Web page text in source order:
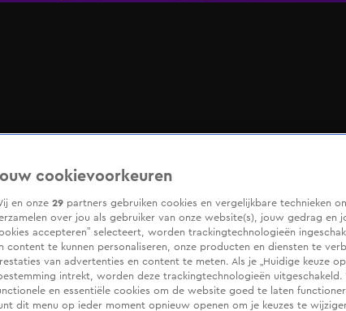
cookievoorkeuren
en onze 29 partners gebruiken cookies en vergelijkbare technieken
over jou als gebruiker van onze website(s), jouw gedrag en
accepteren” selecteert, worden trackingtechnologieën
content te kunnen personaliseren, onze producten en diensten te
van advertenties en content te meten. Als je „Huidige keuze
intrekt, worden deze trackingtechnologieën uitgeschakeld.
en essentiële cookies om de website goed te laten
dit menu op ieder moment opnieuw openen om je keuzes te